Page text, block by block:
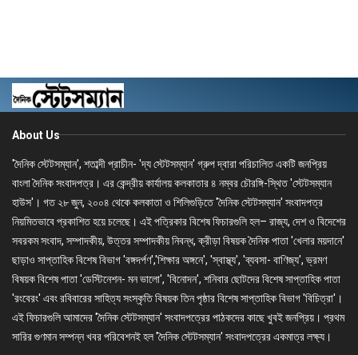
About Us
'দৈনিক স্টেটসম্যান', শতাব্দী প্রাচীন- 'দ্য স্টেটসম্যান' গ্রুপ দ্বারা পরিচালিত একটি জনপ্রিয়
বাংলা দৈনিক সংবাদপত্র। এর কেন্দ্রীয় কার্যালয় কলকাতার ৪ নম্বর চৌরঙ্গি-স্থিত 'স্টেটসম্যান
হাউস'। গত ২৮ জুন, ২০০৪ থেকে কলকাতা ও শিলিগুড়িতে 'দৈনিক স্টেটসম্যান' সংবাদপত্র
নিয়মিতভাবে প্রকাশিত হয়ে চলেছে। এই পত্রিকার বিশেষ ফিচারগুলি হল– রাজ্য, দেশ ও বিদেশের
সবরকম সংবাদ, সম্পাদকীয়, উত্তর সম্পাদকীয় নিবন্ধ, ক্রীড়া বিষয়ক দৈনিক পাতা 'খেলার ময়দানে'
ছাড়াও সাপ্তাহিক বিশেষ বিভাগ 'বঙ্গদর্পণ','শিক্ষার অঙ্গনে', 'স্বাস্থ্য', 'ব্যবসা- বাণিজ্য', ভ্রমণ
বিষয়ক বিশেষ পাতা 'ডেস্টিনেশন- মন ভালো', 'বিনোদন', শনিবার ছোটদের বিশেষ সাপ্তাহিক পাতা
'রংবেরং' এবং রবিবারের সাহিত্য সংস্কৃতি বিষয়ক তিন পৃষ্ঠার বিশেষ সাপ্তাহিক বিভাগ 'বিচিত্রা'।
এই ফিচারগুলি আমাদের 'দৈনিক স্টেটসম্যান' সংবাদপত্রের পাঠকদের কাছে খুবই জনপ্রিয়। প্রথম
সারির গুণমান সম্পন্ন খবর পরিবেশনই হল 'দৈনিক স্টেটসম্যান' সংবাদপত্রের একমাত্র লক্ষ্য।